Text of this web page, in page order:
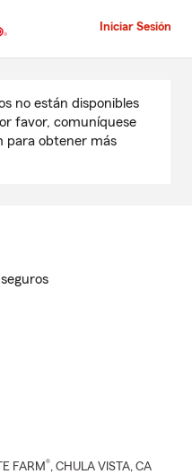
Iniciar Sesión
no están disponibles
favor, comuníquese
para obtener más
FARM®, CHULA VISTA, CA